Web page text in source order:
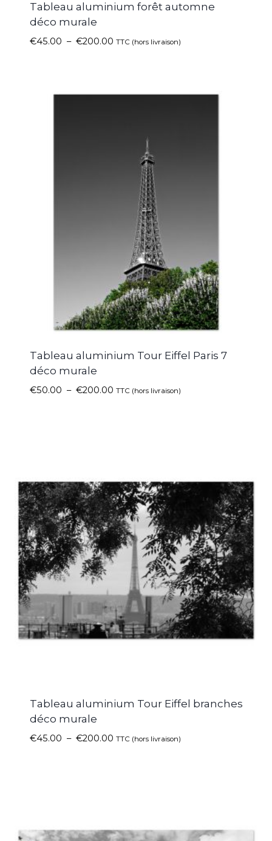
Tableau aluminium forêt automne
déco murale
€45.00 – €200.00 TTC (hors livraison)
Tableau aluminium Tour Eiffel Paris 7
déco murale
€50.00 – €200.00 TTC (hors livraison)
Tableau aluminium Tour Eiffel branches
déco murale
€45.00 – €200.00 TTC (hors livraison)